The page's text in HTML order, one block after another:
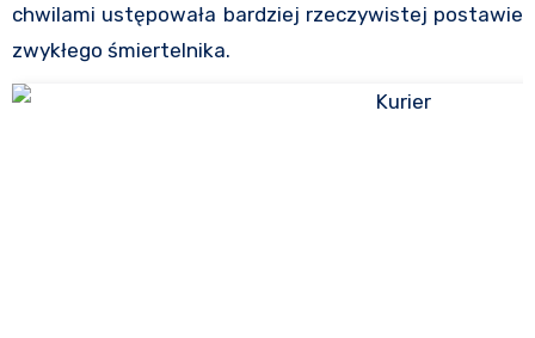
chwilami ustępowała bardziej rzeczywistej postawie
zwykłego śmiertelnika.